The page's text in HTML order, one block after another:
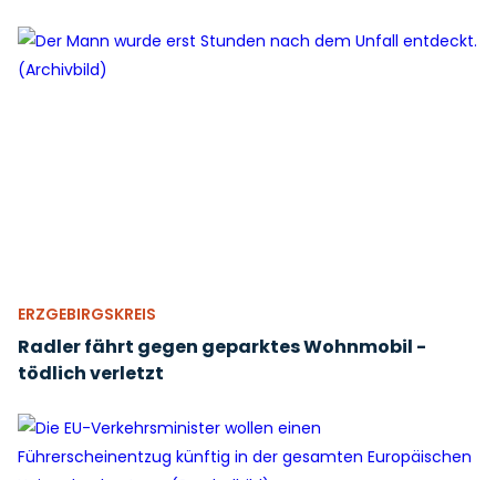
ERZGEBIRGSKREIS
Radler fährt gegen geparktes Wohnmobil -
tödlich verletzt